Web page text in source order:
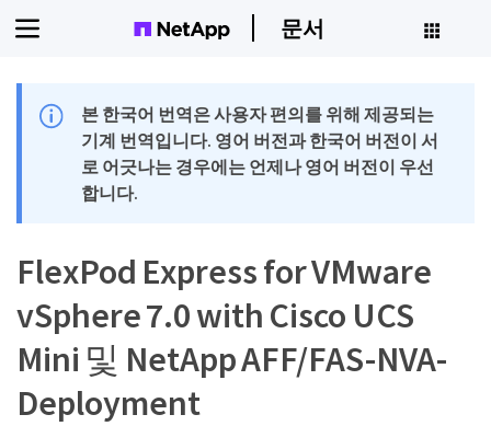
문서
본 한국어 번역은 사용자 편의를 위해 제공되는
기계 번역입니다. 영어 버전과 한국어 버전이 서
로 어긋나는 경우에는 언제나 영어 버전이 우선
합니다.
FlexPod Express for VMware
vSphere 7.0 with Cisco UCS
Mini 및 NetApp AFF/FAS-NVA-
Deployment